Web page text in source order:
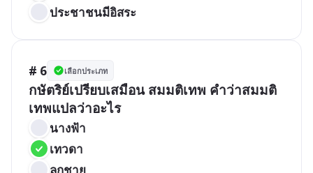
ประชาชนมีอิสระ
# 6 เลือกประเภท
กษัตริย์เปรียบเสมือน สมมติเทพ คำว่าสมมติ
เทพแปลว่าอะไร
นางฟ้า
เทวดา
ลูกชาย